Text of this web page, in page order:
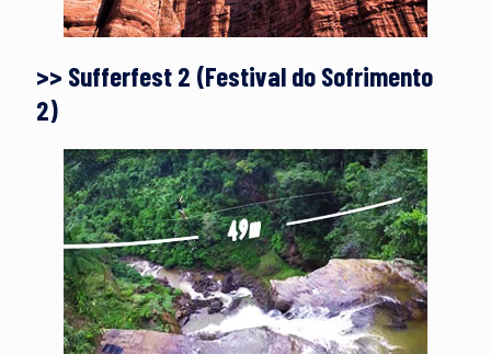
>> Sufferfest 2 (Festival do Sofrimento
2)